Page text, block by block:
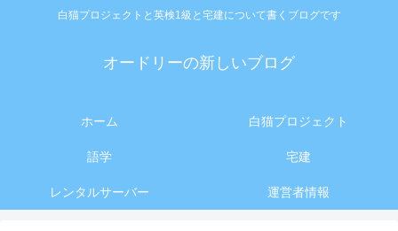
白猫プロジェクトと英検1級と宅建について書くブログです
オードリーの新しいブログ
ホーム 白猫プロジェクト
語学 宅建
レンタルサーバー 運営者情報